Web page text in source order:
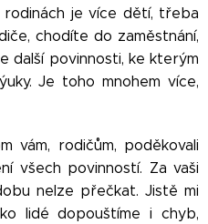
je více dětí, třeba
chodíte do zaměstnání,
další povinnosti, ke kterým
Je toho mnohem více,
vám, rodičům, poděkovali
všech povinností. Za vaši
nelze přečkat. Jistě mi
lidé dopouštíme i chyb,